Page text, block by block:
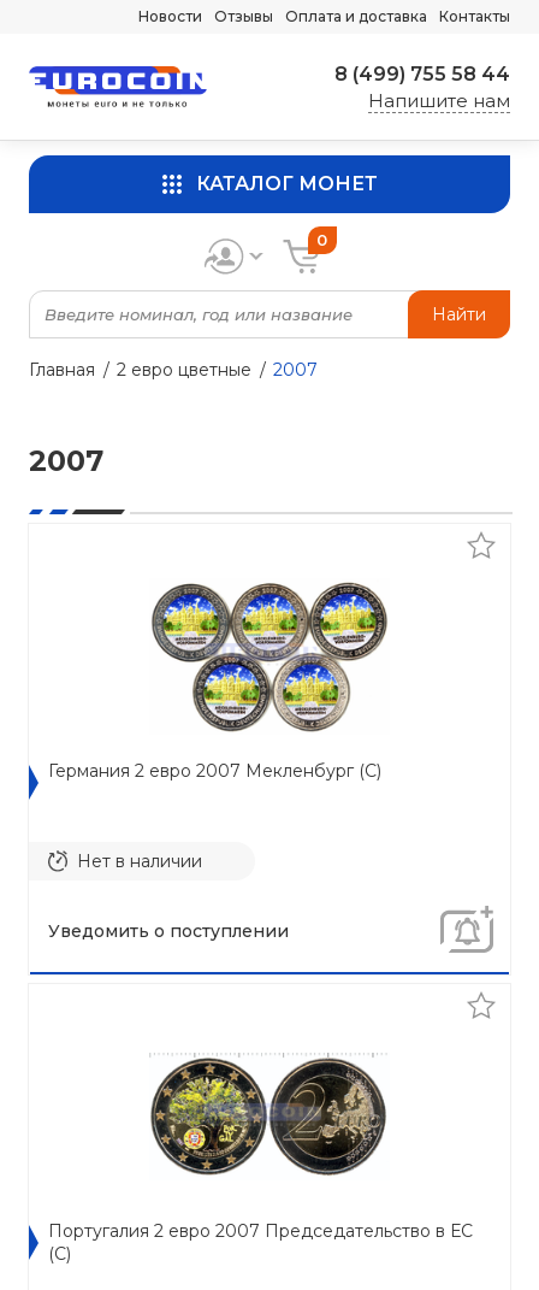
Новости Отзывы Оплата и доставка Контакты
8 (499) 755 58 44
Напишите нам
КАТАЛОГ МОНЕТ
Найти
0
Главная 2 евро цветные 2007
2007
Германия 2 евро 2007 Мекленбург (C)
Нет в наличии
Уведомить о поступлении
Португалия 2 евро 2007 Председательство в ЕС
(C)